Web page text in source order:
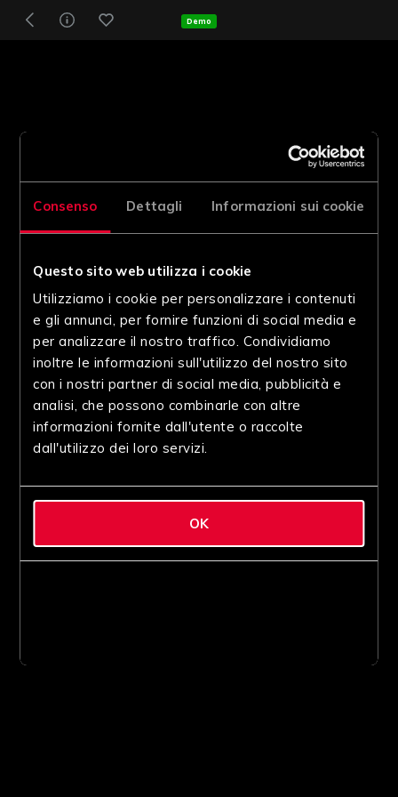
Consenso Dettagli Informazioni sui cookie
Questo sito web utilizza i cookie
Utilizziamo i cookie per personalizzare i contenuti
e gli annunci, per fornire funzioni di social media e
per analizzare il nostro traffico. Condividiamo
inoltre le informazioni sull'utilizzo del nostro sito
con i nostri partner di social media, pubblicità e
analisi, che possono combinarle con altre
informazioni fornite dall'utente o raccolte
dall'utilizzo dei loro servizi.
OK
Demo